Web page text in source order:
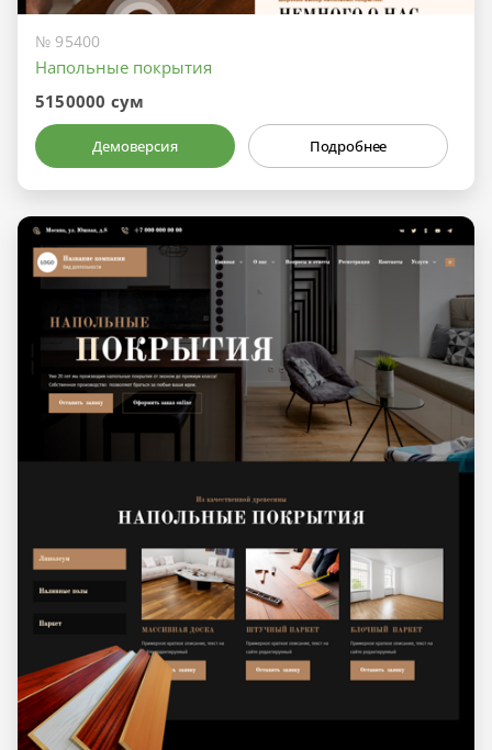
№ 95400
Напольные покрытия
5150000 сум
Демоверсия Подробнее